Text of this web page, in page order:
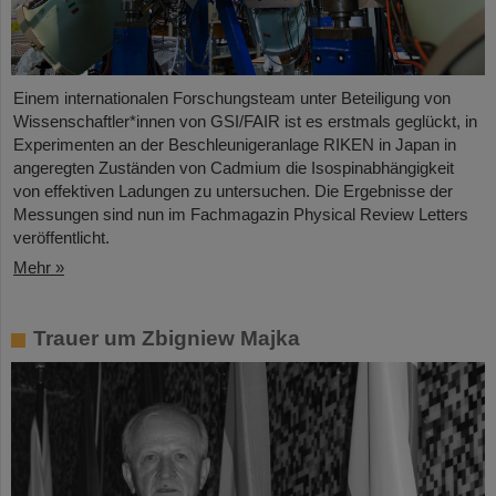
Einem internationalen Forschungsteam unter Beteiligung von
Wissenschaftler*innen von GSI/FAIR ist es erstmals geglückt, in
Experimenten an der Beschleunigeranlage RIKEN in Japan in
angeregten Zuständen von Cadmium die Isospinabhängigkeit
von effektiven Ladungen zu untersuchen. Die Ergebnisse der
Messungen sind nun im Fachmagazin Physical Review Letters
veröffentlicht.
Mehr »
Trauer um Zbigniew Majka